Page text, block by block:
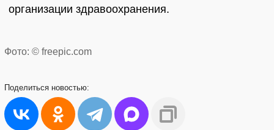
организации здравоохранения.
Фото: © freepic.com
Поделиться новостью: